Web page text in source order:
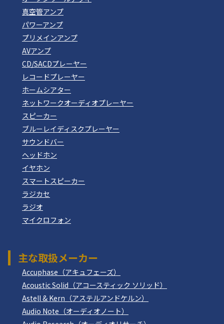
真空管アンプ
パワーアンプ
プリメインアンプ
AVアンプ
CD/SACDプレーヤー
レコードプレーヤー
ホームシアター
ネットワークオーディオプレーヤー
スピーカー
ブルーレイディスクプレーヤー
サウンドバー
ヘッドホン
イヤホン
スマートスピーカー
ラジカセ
ラジオ
マイクロフォン
主な取扱メーカー
Accuphase（アキュフェーズ）
Acoustic Solid（アコースティック ソリッド）
Astell & Kern（アステルアンドケルン）
Audio Note（オーディオノート）